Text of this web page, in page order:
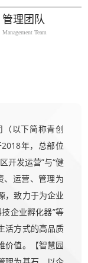
管理团队
Management Team
以下简称青创
年，总部位
开发运营”与“健
、运营、管理为
，致力于为企业
企业孵化器”等
活方式的高品质
价值。【智慧园